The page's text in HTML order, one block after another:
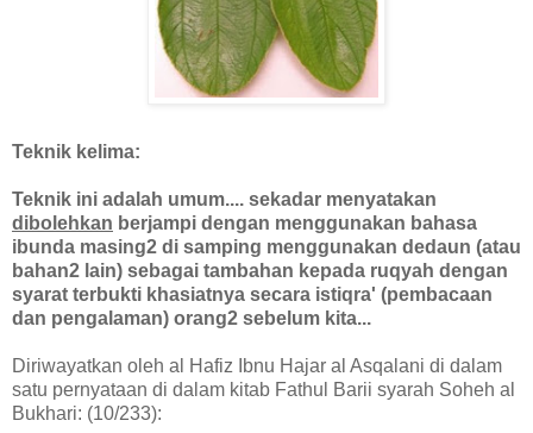
Teknik kelima:
Teknik ini adalah umum.... sekadar menyatakan
dibolehkan berjampi dengan menggunakan bahasa
ibunda masing2 di samping menggunakan dedaun (atau
bahan2 lain) sebagai tambahan kepada ruqyah dengan
syarat terbukti khasiatnya secara istiqra' (pembacaan
dan pengalaman) orang2 sebelum kita...
Diriwayatkan oleh al Hafiz Ibnu Hajar al Asqalani di dalam
satu pernyataan di dalam kitab Fathul Barii syarah Soheh al
Bukhari: (10/233):